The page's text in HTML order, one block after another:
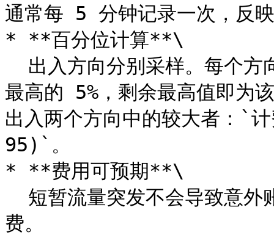
通常每 5 分钟记录一次，反
* **百分位计算**\
最高的 5%，剩余最高值即为
出入两个方向中的较大者
95)`。
* **费用可预期**\
费。